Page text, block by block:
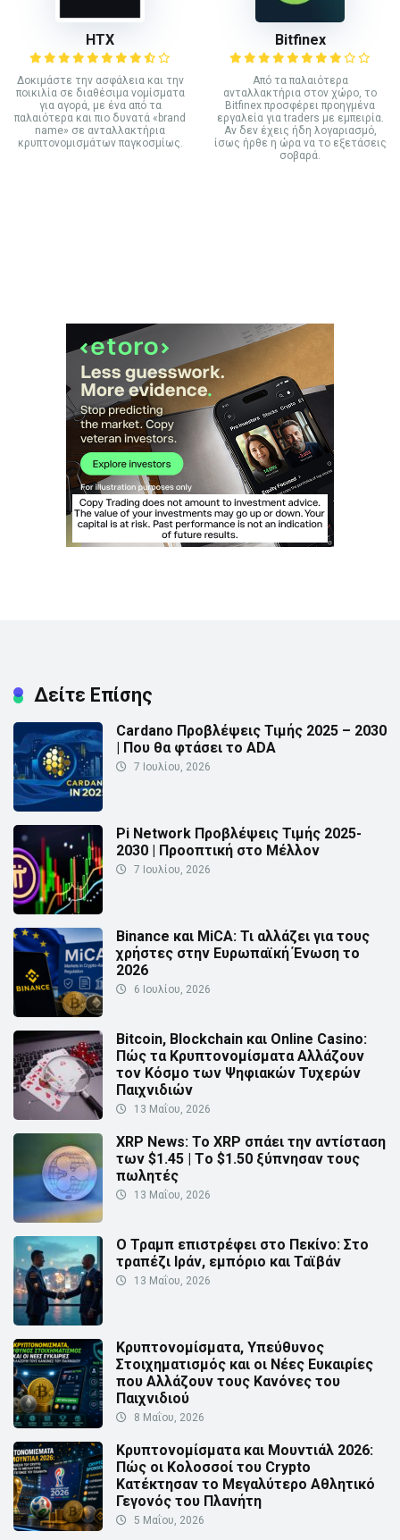
HTX
Δοκιμάστε την ασφάλεια και την
ποικιλία σε διαθέσιμα νομίσματα
για αγορά, με ένα από τα
παλαιότερα και πιο δυνατά «brand
name» σε ανταλλακτήρια
κρυπτονομισμάτων παγκοσμίως.
Bitfinex
Από τα παλαιότερα
ανταλλακτήρια στον χώρο, το
Bitfinex προσφέρει προηγμένα
εργαλεία για traders με εμπειρία.
Αν δεν έχεις ήδη λογαριασμό,
ίσως ήρθε η ώρα να το εξετάσεις
σοβαρά.
Δείτε Επίσης
Cardano Προβλέψεις Τιμής 2025 – 2030
| Που θα φτάσει το ADA
7 Ιουλίου, 2026
Pi Network Προβλέψεις Τιμής 2025-
2030 | Προοπτική στο Μέλλον
7 Ιουλίου, 2026
Binance και MiCA: Τι αλλάζει για τους
χρήστες στην Ευρωπαϊκή Ένωση το
2026
6 Ιουλίου, 2026
Bitcoin, Blockchain και Online Casino:
Πώς τα Κρυπτονομίσματα Αλλάζουν
τον Κόσμο των Ψηφιακών Τυχερών
Παιχνιδιών
13 Μαΐου, 2026
XRP News: Το XRP σπάει την αντίσταση
των $1.45 | Τo $1.50 ξύπνησαν τους
πωλητές
13 Μαΐου, 2026
Ο Τραμπ επιστρέφει στο Πεκίνο: Στο
τραπέζι Ιράν, εμπόριο και Ταϊβάν
13 Μαΐου, 2026
Κρυπτονομίσματα, Υπεύθυνος
Στοιχηματισμός και οι Νέες Ευκαιρίες
που Αλλάζουν τους Κανόνες του
Παιχνιδιού
8 Μαΐου, 2026
Κρυπτονομίσματα και Μουντιάλ 2026:
Πώς οι Κολοσσοί του Crypto
Κατέκτησαν το Μεγαλύτερο Αθλητικό
Γεγονός του Πλανήτη
5 Μαΐου, 2026